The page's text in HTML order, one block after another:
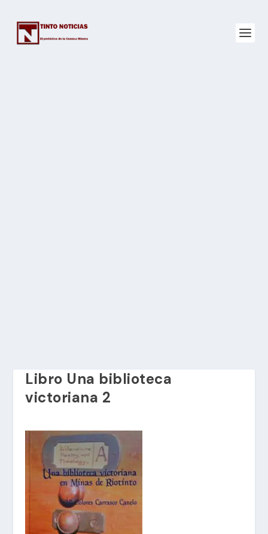
Libro Una biblioteca
victoriana 2